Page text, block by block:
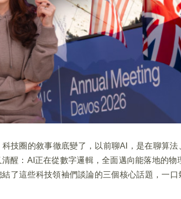
技圈的敘事徹底變了，以前聊AI，是在聊算法
醒：AI正在從數字邏輯，全面邁向能落地的物
了這些科技領袖們談論的三個核心話題，一